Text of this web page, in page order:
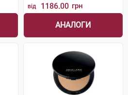
від 1186.00 грн
АНАЛОГИ